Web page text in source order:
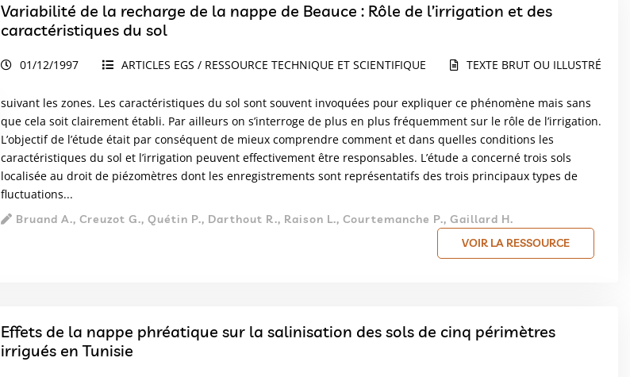
Variabilité de la recharge de la nappe de Beauce : Rôle de l’irrigation et des
caractéristiques du sol
01/12/1997 ARTICLES EGS / RESSOURCE TECHNIQUE ET SCIENTIFIQUE TEXTE BRUT OU ILLUSTRÉ
suivant les zones. Les caractéristiques du sol sont souvent invoquées pour expliquer ce phénomène mais sans
que cela soit clairement établi. Par ailleurs on s’interroge de plus en plus fréquemment sur le rôle de l’irrigation.
L’objectif de l’étude était par conséquent de mieux comprendre comment et dans quelles conditions les
caractéristiques du sol et l’irrigation peuvent effectivement être responsables. L’étude a concerné trois sols
localisée au droit de piézomètres dont les enregistrements sont représentatifs des trois principaux types de
fluctuations...
Bruand A., Creuzot G., Quétin P., Darthout R., Raison L., Courtemanche P., Gaillard H.
VOIR LA RESSOURCE
Effets de la nappe phréatique sur la salinisation des sols de cinq périmètres
irrigués en Tunisie